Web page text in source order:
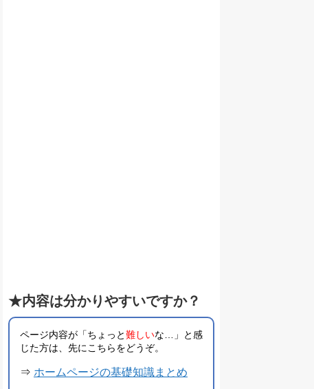
★内容は分かりやすいですか？
ページ内容が「ちょっと難しいな…」と感
じた方は、先にこちらをどうぞ。
⇒ ホームページの基礎知識まとめ